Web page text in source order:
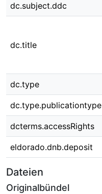
dc.subject.ddc
dc.title
dc.type
dc.type.publicationtype
dcterms.accessRights
eldorado.dnb.deposit
Dateien
Originalbündel